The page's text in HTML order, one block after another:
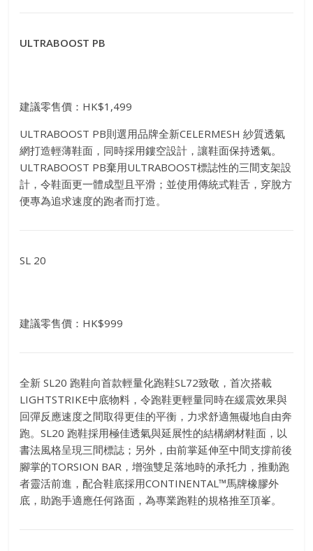
ULTRABOOST PB
建議零售價：HK$1,499
ULTRABOOST PB則選用品牌全新CELERMESH 紗質透氣
網打造輕薄鞋面，同時採用鏤空設計，讓鞋面保持透氣。
ULTRABOOST PB棄用ULTRABOOST標誌性的三間支架設
計，令鞋面更一體成型且平滑；並使用傳統式鞋舌，穿脫方
便專為追求速度的跑者而打造。
SL 20
建議零售價：HK$999
全新 SL20 跑鞋向首款輕量化跑鞋SL72致敬，首次搭載
LIGHTSTRIKE中底物料，令跑鞋更輕量同時在緩震效果與
回彈反應速度之間取得更佳的平衡，力求舒適無礙地自由奔
跑。SL20 跑鞋採用極佳透氣與延展性的結構網材鞋面，以
書法風格呈現三間標誌；另外，由前掌延伸至中間支撐前後
腳掌的TORSION BAR，增強雙足落地時的承托力，推動跑
者靈活前進，配合鞋底採用CONTINENTAL™馬牌橡膠外
底，助跑手適應任何路面，為專業跑鞋的規格推至頂峯。